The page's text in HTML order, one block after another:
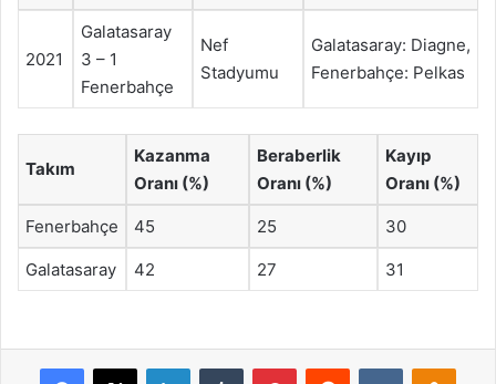
2021
Galatasaray
3 – 1
Fenerbahçe
Nef
Stadyumu
Galatasaray: Diagne,
Fenerbahçe: Pelkas
Takım
Kazanma
Oranı (%)
Beraberlik
Oranı (%)
Kayıp
Oranı (%)
Fenerbahçe 45 25 30
Galatasaray 42 27 31
Facebook
X LinkedInTumblr PinterestReddit VKontakte